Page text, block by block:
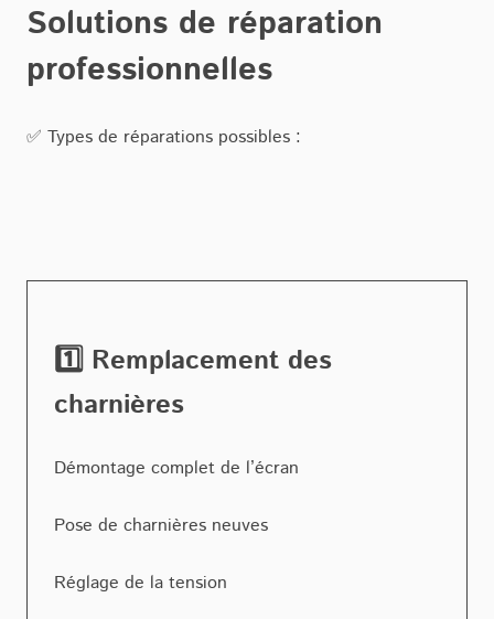
Solutions de réparation
professionnelles
✅ Types de réparations possibles :
1️⃣ Remplacement des
charnières
Démontage complet de l’écran
Pose de charnières neuves
Réglage de la tension